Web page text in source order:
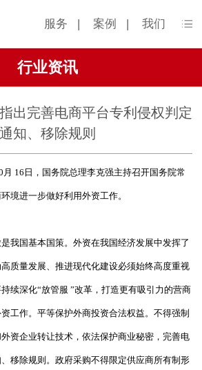
服务 | 案例 | 我们
行业资讯
出完善电商平台专利侵权判定
通知、移除规则
月 16 日，国务院总理李克强主持召开国务院常
境进一步做好利用外资工作。
国基本国策。外资在我国经济发展中发挥了
质量发展、推进现代化建设必须始终高度重视
续深化“放管服 ”改革，打造更有吸引力的营商
工作。平等保护外商投资合法权益。不得强制
资企业转让技术，依法保护商业秘密，完善电
移除规则。政府采购不得限定供应商所有制形